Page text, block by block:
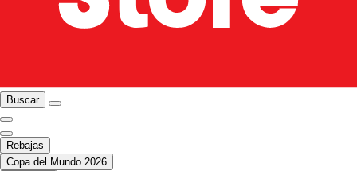
Buscar
Rebajas
Copa del Mundo 2026